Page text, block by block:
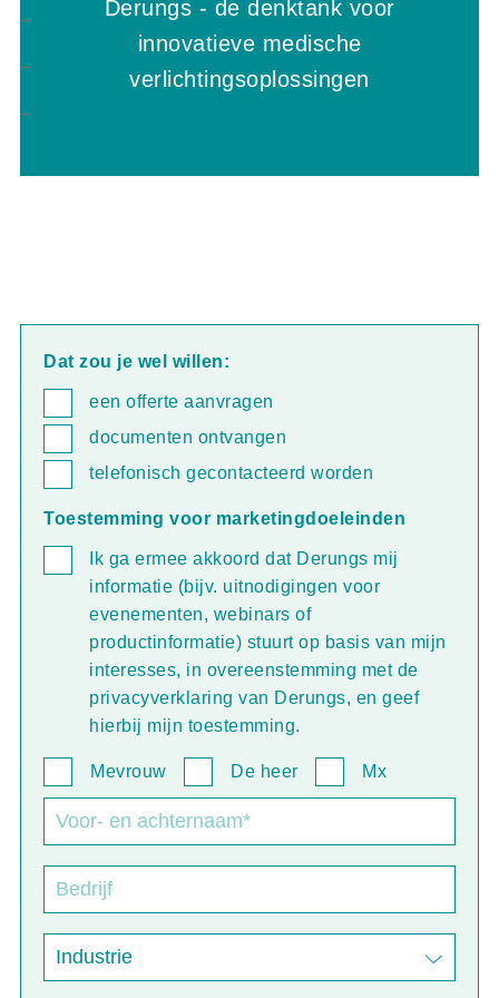
Nauwkeurige en zekere diagnose
dankzij optimaal licht
Derungs - de denktank voor
innovatieve medische
verlichtingsoplossingen
oefenapparatuur
en operatielampen voor dierenklinieken
en dierenartspraktijken
Dat zou je wel willen:
een offerte aanvragen
documenten ontvangen
telefonisch gecontacteerd worden
Toestemming voor marketingdoeleinden
Ik ga ermee akkoord dat Derungs mij
informatie (bijv. uitnodigingen voor
evenementen, webinars of
productinformatie) stuurt op basis van mijn
interesses, in overeenstemming met de
privacyverklaring van Derungs, en geef
hierbij mijn toestemming.
Mevrouw De heer Mx